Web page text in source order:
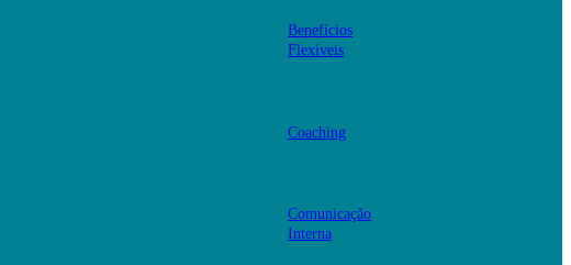
Benefícios
Flexíveis
Coaching
Comunicação
Interna